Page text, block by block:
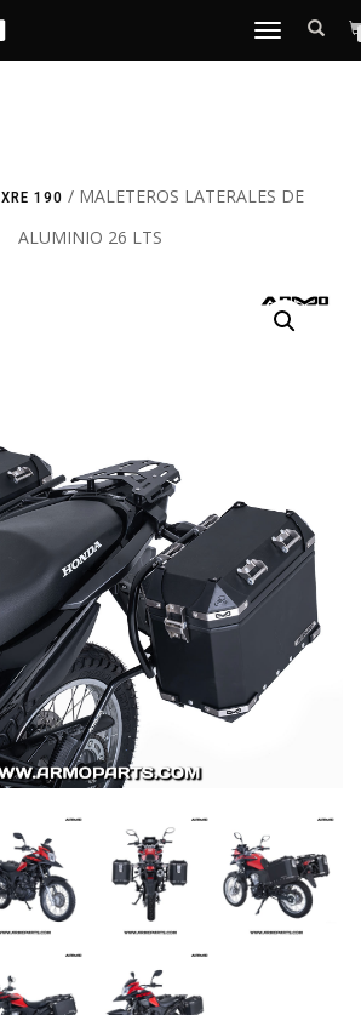
TOGGLE
XRE 190 / MALETEROS LATERALES DE
ALUMINIO 26 LTS